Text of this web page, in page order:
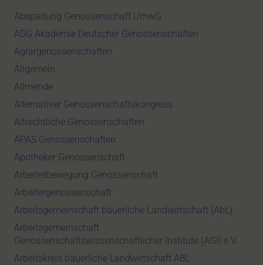
Abspaltung Genossenschaft UmwG
ADG Akademie Deutscher Genossenschaften
Agrargenossenschaften
Allgemein
Allmende
Alternativer Genossenschaftskongress
Altrechtliche Genossenschaften
APAS Genossenschaften
Apotheker Genossenschaft
Arbeiterbewegung Genossenschaft
Arbeitergenossenschaft
Arbeitsgemeinschaft bäuerliche Landwirtschaft (AbL)
Arbeitsgemeinschaft
Genossenschaftswissenschaftlicher Institute (AGI) e.V.
Arbeitskreis bäuerliche Landwirtschaft ABL